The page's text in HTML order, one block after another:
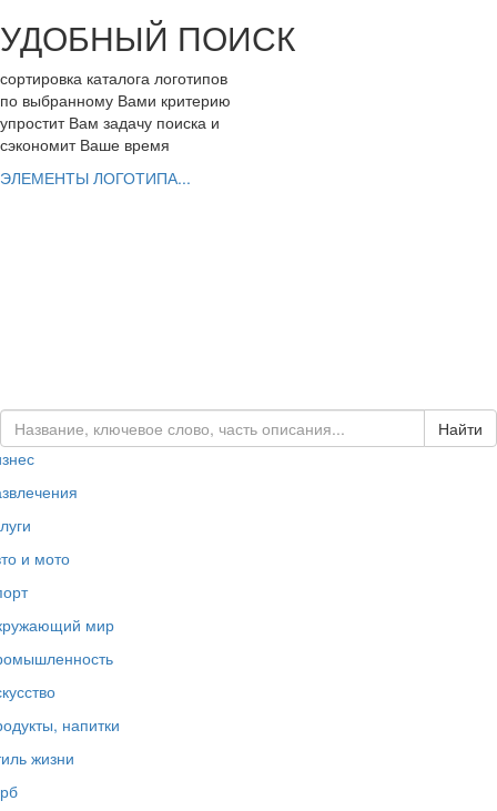
УДОБНЫЙ ПОИСК
сортировка каталога логотипов
по выбранному Вами критерию
упростит Вам задачу поиска и
сэкономит Ваше время
ЭЛЕМЕНТЫ ЛОГОТИПА...
и мото
мир
напитки
жизни